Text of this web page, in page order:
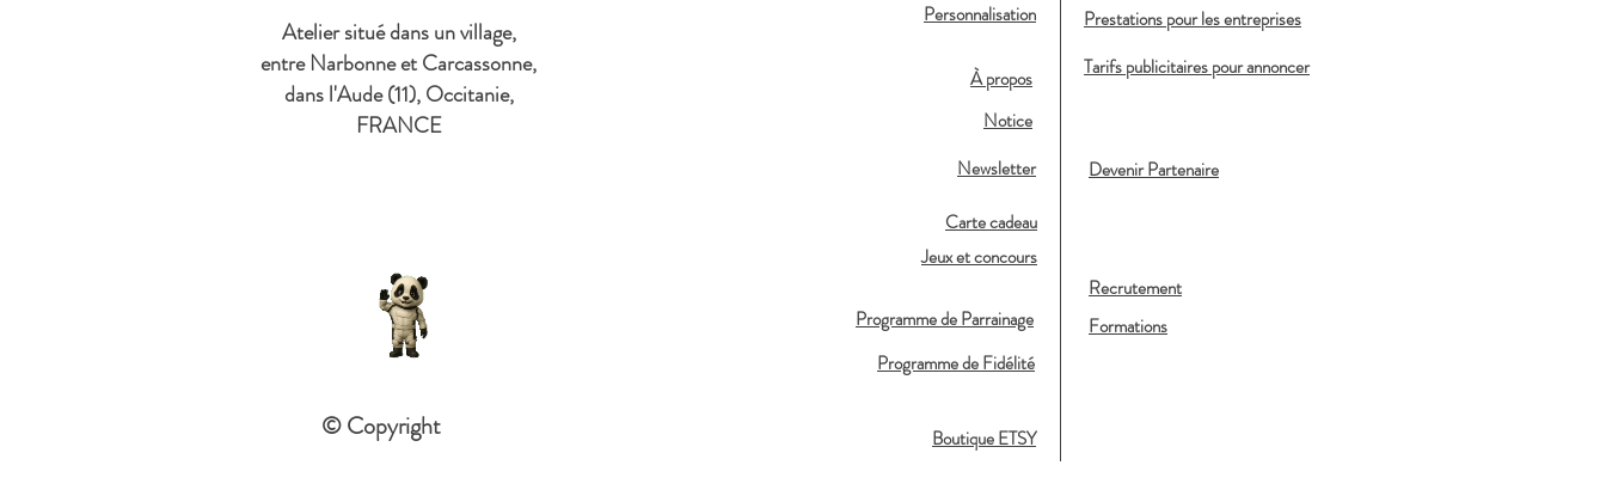
Atelier situé dans un village,
entre Narbonne et Carcassonne,
dans l'Aude (11), Occitanie,
FRANCE
Personnalisation
À propos
Prestations pour les entreprises
Tarifs publicitaires pour annoncer
Notice
Newsletter
Devenir Partenaire
Carte cadeau
© Copyright
Jeux et concours
Recrutement
Programme de Parrainage
Formations
Programme de Fidélité
Boutique ETSY